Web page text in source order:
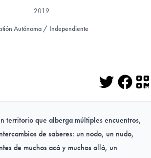
2019
Autónoma / Independiente
Twitter
territorio que alberga múltiples encuentros,
de saberes: un nodo, un nudo,
de muchos acá y muchos allá, un